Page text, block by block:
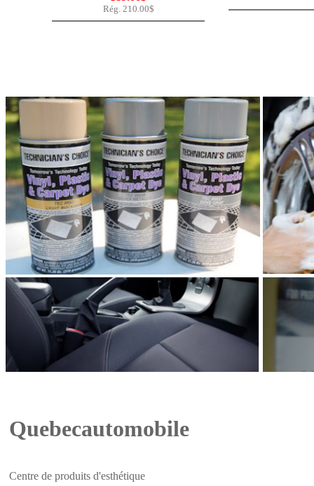
Rég. 210.00$
Quebecautomobile
Centre de produits d'esthétique